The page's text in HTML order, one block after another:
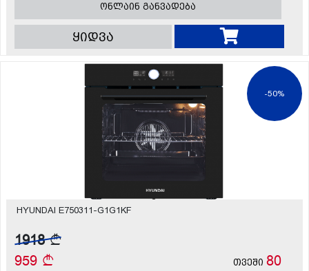
ონლაინ განვადება
ყიდვა
-50%
HYUNDAI E750311-G1G1KF
1918
959
თვეში 80